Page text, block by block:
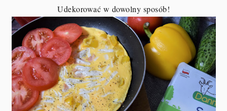
Udekorować w dowolny sposób!